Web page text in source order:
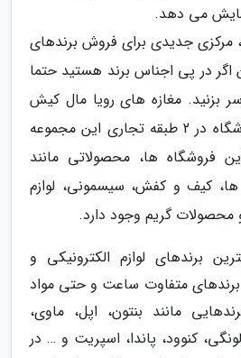
می دهد.
مرکزی جدیدی برای فروش برندهای
اگر در پی اجناس برند هستید حتما
بزنید. مغازه های رویا مال کیش
بیش از 60 واحد و فروشگاه در 2 طبقه تجاری این مجموعه
فروشگاه ها، محصولاتی مانند
کیف و کفش، سیسمونی، لوازم
محصولات گریم وجود دارد.
برندهای لوازم الکترونیکی و
برندهای متفاوت ساعت و حتی مواد
مانند بنتون، اپل، ماوی،
کنوود، پاندا، اسپریت و … در